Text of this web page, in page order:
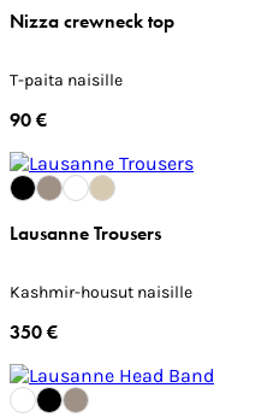
Nizza crewneck top
T-paita naisille
90 €
Lausanne Trousers
Kashmir-housut naisille
350 €